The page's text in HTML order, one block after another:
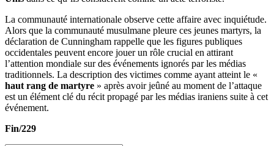
La communauté internationale observe cette affaire avec inquiétude.
Alors que la communauté musulmane pleure ces jeunes martyrs, la
déclaration de Cunningham rappelle que les figures publiques
occidentales peuvent encore jouer un rôle crucial en attirant
l’attention mondiale sur des événements ignorés par les médias
traditionnels. La description des victimes comme ayant atteint le «
haut rang de martyre » après avoir jeûné au moment de l’attaque
est un élément clé du récit propagé par les médias iraniens suite à cet
événement.
Fin/229